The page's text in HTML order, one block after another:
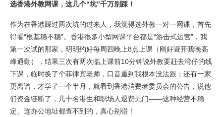
选香港外教网课，这几个“坑”千万别踩！
作为在香港踩过两次坑的过来人，我觉得选外教一对一网课，首先
得看“根基稳不稳”。香港很多小型网课平台都是“游击式运营”，我
第一次试的那家，明明约好每周四晚上8点上课（刚好避开我晚高
峰通勤），结果三次有两次临上课前10分钟说外教要赶去湾仔的线
下课，临时换了个菲律宾老师，口音重到我根本没法跟；还有一家
更离谱，才学了一个半月，就看到香港消费者委员会的公告，说他
们资金链断了，几十名港生和职场人退费无门——这种经营不稳
定、连办公地址都查不到的，真心别碰！